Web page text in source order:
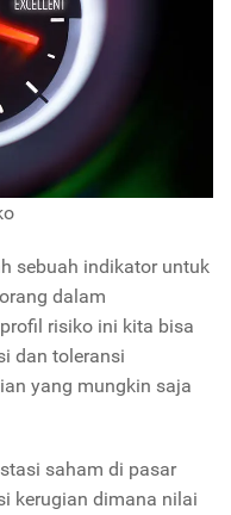
sebuah indikator untuk
dalam
risiko ini kita bisa
dan toleransi
yang mungkin saja
saham di pasar
kerugian dimana nilai